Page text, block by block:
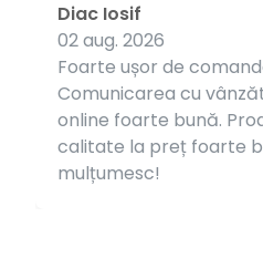
Foarte ușor de
Comunicarea cu
online foarte bună.
calitate la preț foarte
mulțumesc!
Diac Iosif
02 aug. 2026